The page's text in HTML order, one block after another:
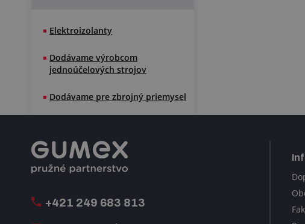
Elektroizolanty
Dodávame výrobcom
jednoúčelových strojov
Dodávame pre zbrojný priemysel
+421 249 683 813